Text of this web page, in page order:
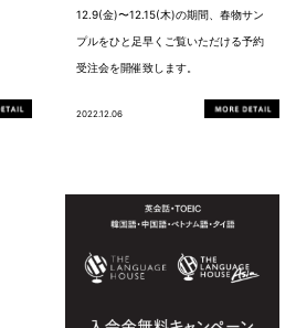
12.9(金)〜12.15(木)の期間、春物サン
プルをひと足早くご覧いただける予約
受注会を開催致します。
2022.12.06